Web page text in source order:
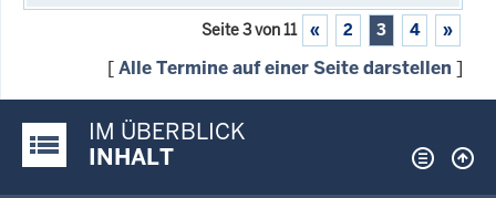
Seite 3 von 11 « 2 3 4 »
[Alle Termine auf einer Seite darstellen ]
Justiz-Portal im Überblick:
IM ÜBERBLICK
INHALT